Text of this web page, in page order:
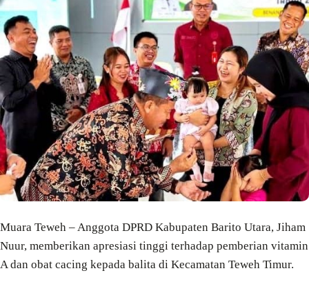
Muara Teweh – Anggota DPRD Kabupaten Barito Utara, Jiham
Nuur, memberikan apresiasi tinggi terhadap pemberian vitamin
A dan obat cacing kepada balita di Kecamatan Teweh Timur.